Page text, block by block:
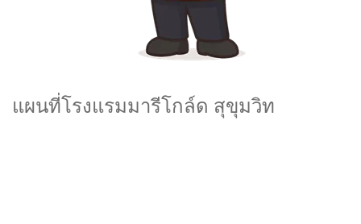
แผนที่โรงแรมมารีโกล์ด สุขุมวิท